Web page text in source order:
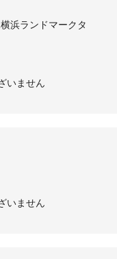
浜ランドマークタ
いません
いません